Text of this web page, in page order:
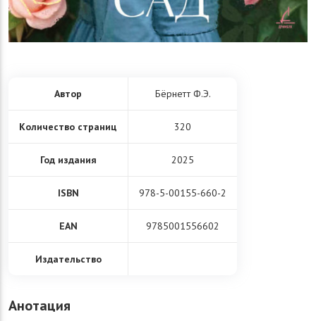
Автор Бёрнетт Ф.Э.
Количество страниц 320
Год издания 2025
ISBN 978-5-00155-660-2
EAN 9785001556602
Издательство
Анотация